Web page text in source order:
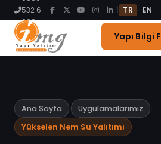
532 6
999
TR · EN ·
Yapı Bilgi
Ana Sayfa › Uygulamalarımız ›
Yükselen Nem Su Yalıtımı